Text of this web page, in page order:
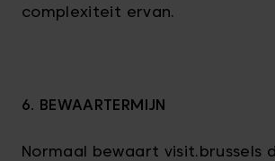
complexiteit ervan.
6. BEWAARTERMIJN
Normaal bewaart visit.brussels